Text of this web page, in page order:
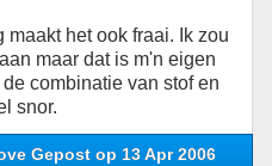
het ook fraai. Ik zou
maar dat is m'n eigen
combinatie van stof en
snor.
Gepost op 13 Apr 2006